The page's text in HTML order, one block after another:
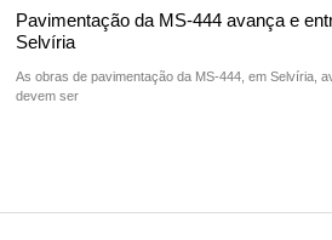
Pavimentação da MS-444 avança e
Selvíria
As obras de pavimentação da MS-444, em Selvíria,
devem ser